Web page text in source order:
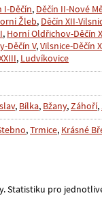
I-Děčín, Děčín II-Nové
Žleb, Děčín XII-
, Horní Oldřichov-Děčín
Děčín V,Vilsnice-Děčín
, Ludvíkovice
, Bílka, Bžany,Záhoří,
,Trmice, Krásné
Statistiku pro